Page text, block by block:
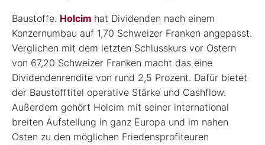
Baustoffe. Holcim hat Dividenden nach einem
Konzernumbau auf 1,70 Schweizer Franken angepasst.
Verglichen mit dem letzten Schlusskurs vor Ostern
von 67,20 Schweizer Franken macht das eine
Dividendenrendite von rund 2,5 Prozent. Dafür bietet
der Baustofftitel operative Stärke und Cashflow.
Außerdem gehört Holcim mit seiner international
breiten Aufstellung in ganz Europa und im nahen
Osten zu den möglichen Friedensprofiteuren